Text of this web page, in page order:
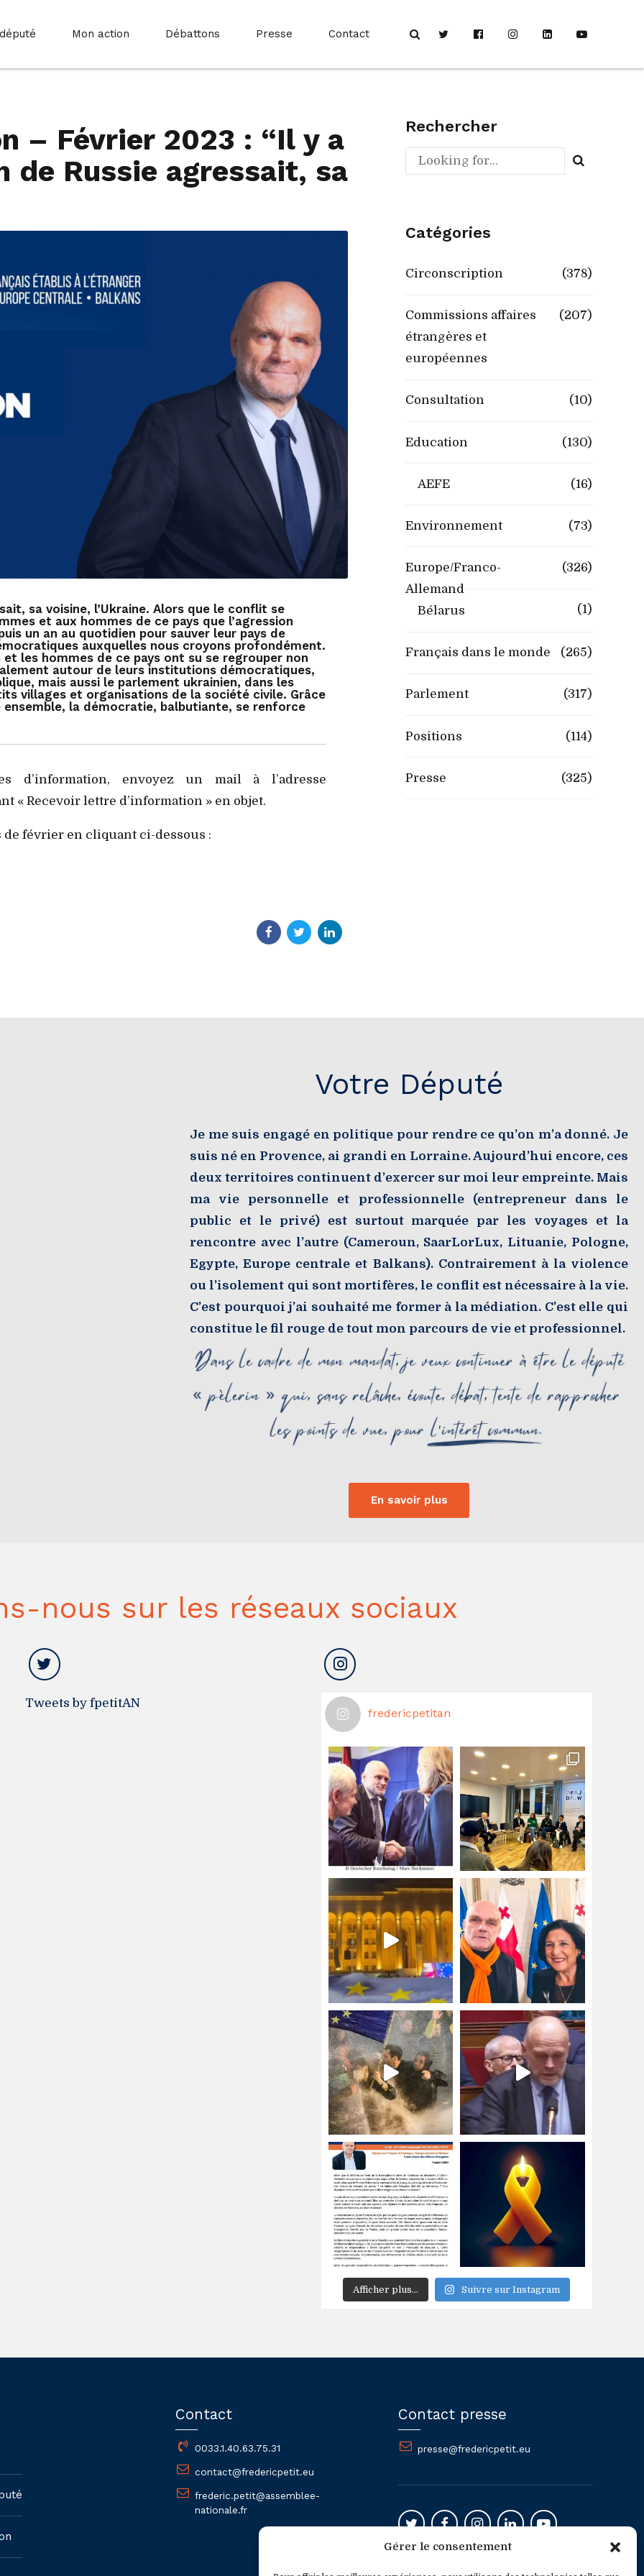
Gérer le consentement
Mon action Débattons Presse Contact
– Février 2023 : “Il y a
de Russie agressait, sa
sa voisine, l’Ukraine. Alors que le conflit se
et aux hommes de ce pays que l’agression
un an au quotidien pour sauver leur pays de
auxquelles nous croyons profondément.
les hommes de ce pays ont su se regrouper non
autour de leurs institutions démocratiques,
mais aussi le parlement ukrainien, dans les
villages et organisations de la société civile. Grâce
la démocratie, balbutiante, se renforce
d’information, envoyez un mail à l’adresse
« Recevoir lettre d’information » en objet.
février en cliquant ci-dessous :
Rechercher
Catégories
Circonscription (378)
Commissions affaires
étrangères et
européennes
(207)
Consultation (10)
Education (130)
AEFE (16)
Environnement (73)
Europe/Franco-
Allemand
(326)
Bélarus (1)
Français dans le monde (265)
Parlement (317)
Positions (114)
Presse (325)
Votre Député
Je me suis engagé en politique pour rendre ce qu’on m’a donné. Je
suis né en Provence, ai grandi en Lorraine. Aujourd’hui encore, ces
deux territoires continuent d’exercer sur moi leur empreinte. Mais
ma vie personnelle et professionnelle (entrepreneur dans le
public et le privé) est surtout marquée par les voyages et la
rencontre avec l’autre (Cameroun, SaarLorLux, Lituanie, Pologne,
Egypte, Europe centrale et Balkans). Contrairement à la violence
ou l’isolement qui sont mortifères, le conflit est nécessaire à la vie.
C’est pourquoi j’ai souhaité me former à la médiation. C’est elle qui
constitue le fil rouge de tout mon parcours de vie et professionnel.
En savoir plus
nous sur les réseaux sociaux
Tweets by fpetitAN
fredericpetitan
Afficher plus... Suivre sur Instagram
Contact
0033.1.40.63.75.31
contact@fredericpetit.eu
frederic.petit@assemblee-
nationale.fr
Contact presse
presse@fredericpetit.eu
Mentions légales